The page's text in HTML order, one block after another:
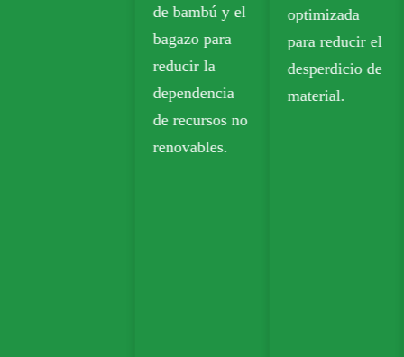
optimizada
para reducir el
desperdicio de
material.
para llevar,
comestibles y
envases al por
menor.